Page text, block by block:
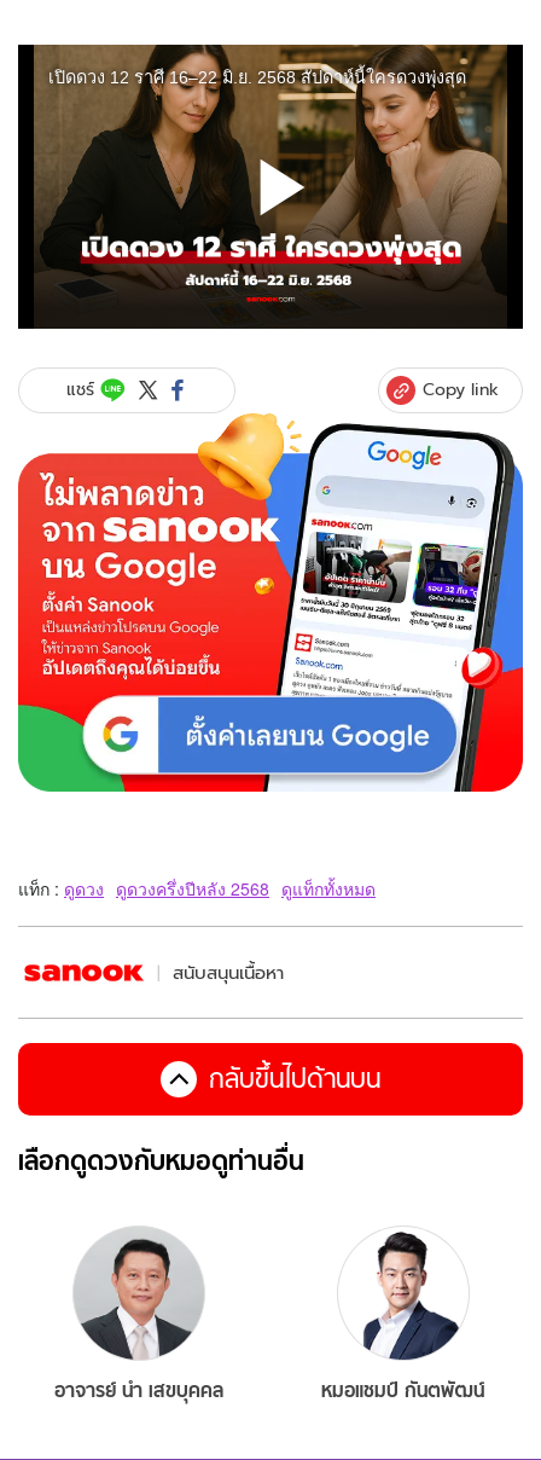
แชร์ Copy link
แท็ก : ดูดวง ดูดวงครึ่งปีหลัง 2568 ดูแท็กทั้งหมด
สนับสนุนเนื้อหา
กลับขึ้นไปด้านบน
เลือกดูดวงกับหมอดูท่านอื่น
อาจารย์ นำ เสขบุคคล หมอแชมป์ กันตพัฒน์